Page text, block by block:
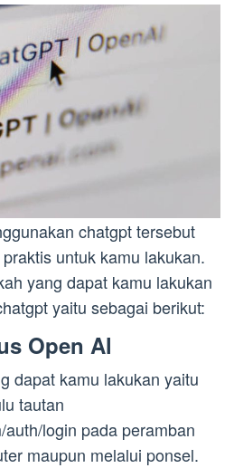
chatgpt tersebut
untuk kamu lakukan.
yang dapat kamu lakukan
yaitu sebagai berikut:
Open Al
dapat kamu lakukan yaitu
tautan
login pada peramban
maupun melalui ponsel.